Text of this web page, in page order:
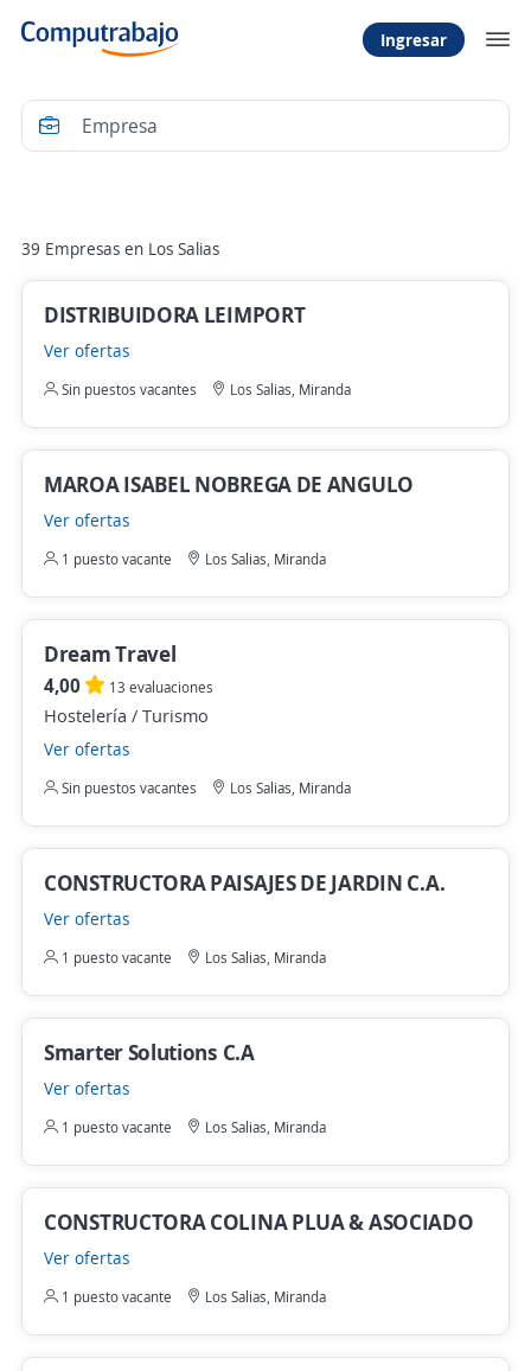
Ingresar
39 Empresas en Los Salias
DISTRIBUIDORA LEIMPORT
Ver ofertas
Sin puestos vacantes Los Salias, Miranda
MAROA ISABEL NOBREGA DE ANGULO
Ver ofertas
1 puesto vacante Los Salias, Miranda
Dream Travel
4,00 13 evaluaciones
Hostelería / Turismo
Ver ofertas
Sin puestos vacantes Los Salias, Miranda
CONSTRUCTORA PAISAJES DE JARDIN C.A.
Ver ofertas
1 puesto vacante Los Salias, Miranda
Smarter Solutions C.A
Ver ofertas
1 puesto vacante Los Salias, Miranda
CONSTRUCTORA COLINA PLUA & ASOCIADO
Ver ofertas
1 puesto vacante Los Salias, Miranda